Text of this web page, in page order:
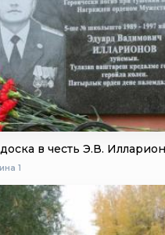
в честь Э.В.
1